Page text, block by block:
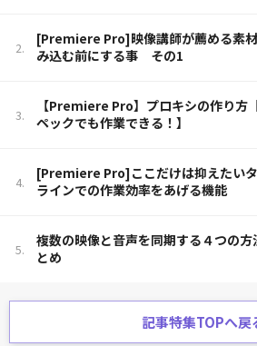
[Premiere Pro]映像講師が薦める素
み込む前にする事 その1
【Premiere Pro】プロキシの作り方
ペックでも作業できる！】
[Premiere Pro]ここだけは抑えたい
ラインでの作業効率をあげる機能
複数の映像と音声を同期する４つの方
とめ
記事特集TOPへ戻